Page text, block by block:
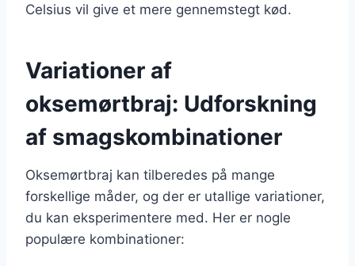
Celsius vil give et mere gennemstegt kød.
Variationer af
oksemørtbraj: Udforskning
af smagskombinationer
Oksemørtbraj kan tilberedes på mange
forskellige måder, og der er utallige variationer,
du kan eksperimentere med. Her er nogle
populære kombinationer: